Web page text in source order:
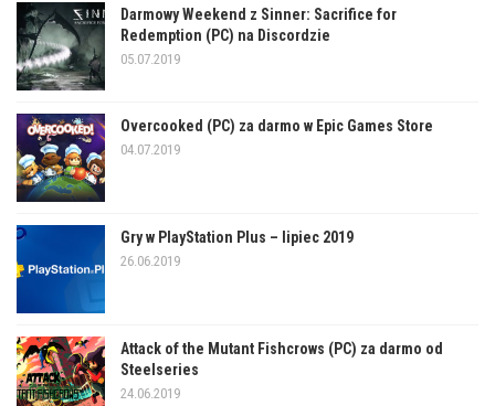
Darmowy Weekend z Sinner: Sacrifice for
Redemption (PC) na Discordzie
05.07.2019
Overcooked (PC) za darmo w Epic Games Store
04.07.2019
Gry w PlayStation Plus – lipiec 2019
26.06.2019
Attack of the Mutant Fishcrows (PC) za darmo od
Steelseries
24.06.2019